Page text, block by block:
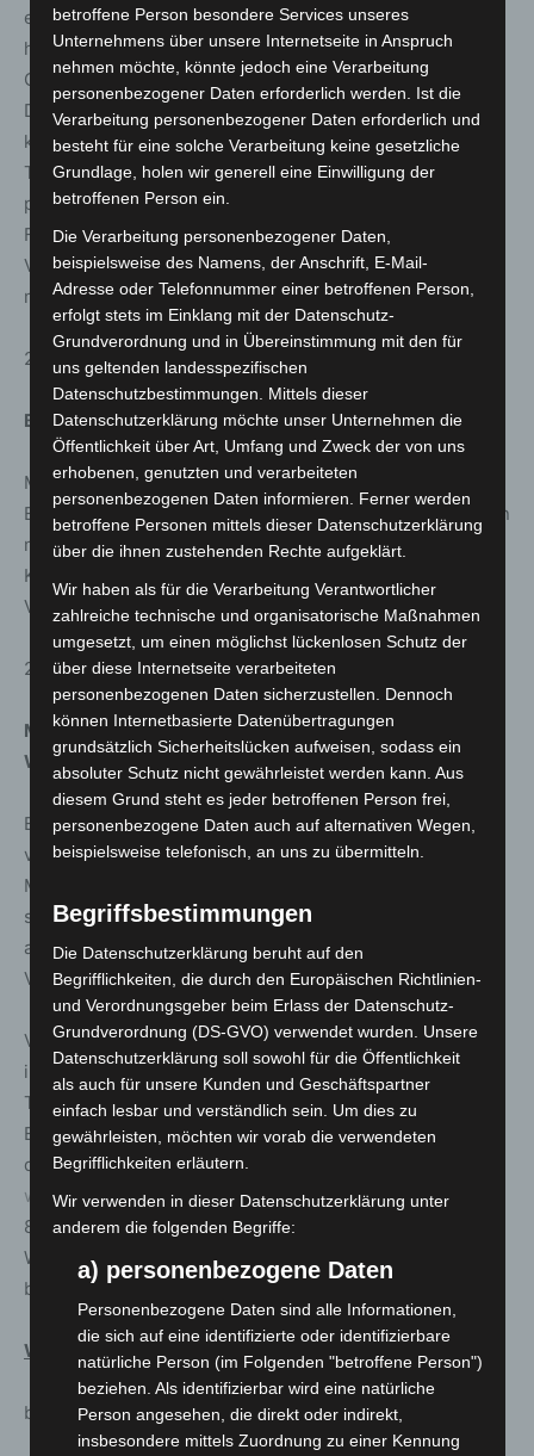
einem Konzertprojekt in der Galerie zu Gast. Es erklingt
höfische Festmusik (etwa die Feuerwerksmusik von
Georg Friedrich Händel und das Trompetenkonzert D-
Dur von Georg Phillip Telemann), die in Kontrast zu
klagender Musik wie der Hamburger Trauermusik von
Telemann gesetzt wird. Das Programm wird von
poetischen und szenischen Ausflügen rund um aktuelle
Fragen zu Lebensgenuss und Vergänglichkeit begleitet.
Veranstalter: Landeshauptstadt Hannover in Kooperation
mit dem Gymnasium Goetheschule.
27. Januar, 19.30 Uhr, Orangerie
Bach 2-3-4 – Concerti für 2, 3 und 4 Klaviere
Markus Becker, das Klavierduo und Ehepaar Schuch &
Ensari sowie die Pianistin Josefa Schmidt gestalten einen
musikalischen Abend mit den hochvirtuosen
Kompositionen für Tasteninstrumente von J. S. Bach.
Veranstalter: Landeshauptstadt Hannover
28. Januar, 17.00 Uhr, Orangerie
Markus Becker und Lutz Krajenski lassen musikalische
Welten aufeinandertreffen
Eine musikalische Entdeckungsreise durch das Schaffen
von J.S. Bach, ohne dabei Stevie Wonder, Thelonious
Monk und Van Morrisson aus dem Blick zu verlieren –
stilecht an einem Flügel und einem Fender Rhodes Piano
aus den 70er Jahren.
Veranstalter: Landeshauptstadt Hannover
Vorverkauf für Herrenhausen Barock: Vorverkaufskasse
im Künstlerhaus (Sophienstraße 2, 30159 Hannover;
Telefon 0511-168 41222, Mo.-Fr. 12.00-18.00 Uhr), die
Eventim und CTS/Eventim-Vorverkaufsstellen. Karten für
die NDR REIHE BAROCK Konzerte auch über
www.ndrticketshop.deund telefonisch unter 0511/ 277
898 99.
Weitere Infos zu der Reihe: www.herrenhausen-
barock.de
Wintervarieté „Wilderness“
bis 14. Januar, Orangerie
betroffene Person besondere Services unseres
Unternehmens über unsere Internetseite in Anspruch
nehmen möchte, könnte jedoch eine Verarbeitung
personenbezogener Daten erforderlich werden. Ist die
Verarbeitung personenbezogener Daten erforderlich und
besteht für eine solche Verarbeitung keine gesetzliche
Grundlage, holen wir generell eine Einwilligung der
betroffenen Person ein.
Die Verarbeitung personenbezogener Daten,
beispielsweise des Namens, der Anschrift, E-Mail-
Adresse oder Telefonnummer einer betroffenen Person,
erfolgt stets im Einklang mit der Datenschutz-
Grundverordnung und in Übereinstimmung mit den für
uns geltenden landesspezifischen
Datenschutzbestimmungen. Mittels dieser
Datenschutzerklärung möchte unser Unternehmen die
Öffentlichkeit über Art, Umfang und Zweck der von uns
erhobenen, genutzten und verarbeiteten
personenbezogenen Daten informieren. Ferner werden
betroffene Personen mittels dieser Datenschutzerklärung
über die ihnen zustehenden Rechte aufgeklärt.
Wir haben als für die Verarbeitung Verantwortlicher
zahlreiche technische und organisatorische Maßnahmen
umgesetzt, um einen möglichst lückenlosen Schutz der
über diese Internetseite verarbeiteten
personenbezogenen Daten sicherzustellen. Dennoch
können Internetbasierte Datenübertragungen
grundsätzlich Sicherheitslücken aufweisen, sodass ein
absoluter Schutz nicht gewährleistet werden kann. Aus
diesem Grund steht es jeder betroffenen Person frei,
personenbezogene Daten auch auf alternativen Wegen,
beispielsweise telefonisch, an uns zu übermitteln.
Begriffsbestimmungen
Die Datenschutzerklärung beruht auf den
Begrifflichkeiten, die durch den Europäischen Richtlinien-
und Verordnungsgeber beim Erlass der Datenschutz-
Grundverordnung (DS-GVO) verwendet wurden. Unsere
Datenschutzerklärung soll sowohl für die Öffentlichkeit
als auch für unsere Kunden und Geschäftspartner
einfach lesbar und verständlich sein. Um dies zu
gewährleisten, möchten wir vorab die verwendeten
Begrifflichkeiten erläutern.
Wir verwenden in dieser Datenschutzerklärung unter
anderem die folgenden Begriffe:
a) personenbezogene Daten
Personenbezogene Daten sind alle Informationen,
die sich auf eine identifizierte oder identifizierbare
natürliche Person (im Folgenden "betroffene Person")
beziehen. Als identifizierbar wird eine natürliche
Person angesehen, die direkt oder indirekt,
insbesondere mittels Zuordnung zu einer Kennung